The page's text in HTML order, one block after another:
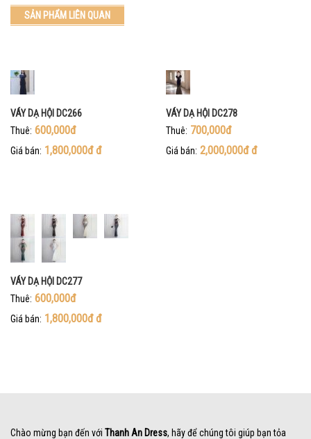
SẢN PHẨM LIÊN QUAN
VÁY DẠ HỘI DC266
Thuê: 600,000đ
Giá bán: 1,800,000đđ
VÁY DẠ HỘI DC278
Thuê: 700,000đ
Giá bán: 2,000,000đđ
VÁY DẠ HỘI DC277
Thuê: 600,000đ
Giá bán: 1,800,000đđ
Chào mừng bạn đến với Thanh An Dress, hãy để chúng tôi giúp bạn tỏa